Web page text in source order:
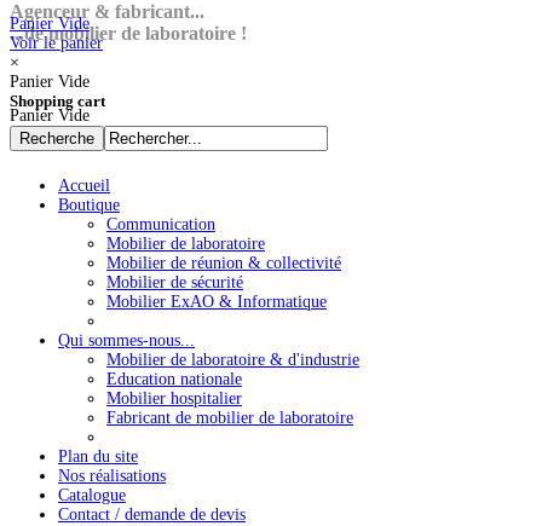
Agenceur & fabricant...
...de mobilier de laboratoire !
Panier Vide
Voir le panier
×
Panier Vide
Shopping cart
Panier Vide
Accueil
Boutique
Communication
Mobilier de laboratoire
Mobilier de réunion & collectivité
Mobilier de sécurité
Mobilier ExAO & Informatique
Qui sommes-nous...
Mobilier de laboratoire & d'industrie
Education nationale
Mobilier hospitalier
Fabricant de mobilier de laboratoire
Plan du site
Nos réalisations
Catalogue
Contact / demande de devis